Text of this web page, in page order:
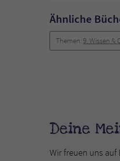
Ähnliche
Themen: 9. Wissen &
Deine
Wir freuen uns